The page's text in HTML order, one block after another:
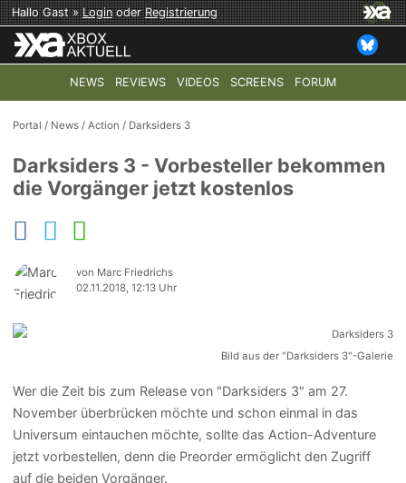
Hallo Gast »LoginoderRegistrierung
NEWS REVIEWS VIDEOS SCREENS FORUM
TOP-THEMEN: COD: MODERN WARFARE 4 HALO:
Portal / News /Action / Darksiders 3
Darksiders 3 - Vorbesteller bekommen
die Vorgänger jetzt kostenlos
von Marc Friedrichs
02.11.2018, 12:13 Uhr
Bild aus der "Darksiders 3"-Galerie
Wer die Zeit bis zum Release von "Darksiders 3" am 27.
November überbrücken möchte und schon einmal in das
Universum eintauchen möchte, sollte das Action-Adventure
jetzt vorbestellen, denn die Preorder ermöglicht den Zugriff
auf die beiden Vorgänger.